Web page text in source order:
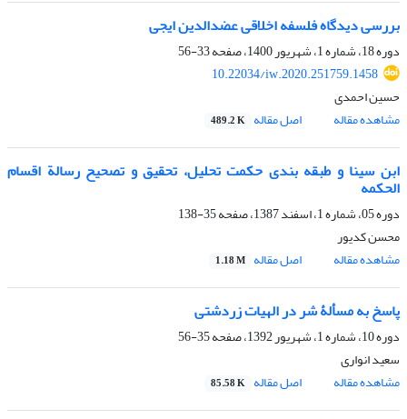
بررسی دیدگاه فلسفه اخلاقی عضدالدین ایجی
دوره 18، شماره 1، شهریور 1400، صفحه
33-56
10.22034/iw.2020.251759.1458
حسین احمدی
مشاهده مقاله
اصل مقاله 489.2 K
ابن سینا و طبقه بندی حکمت تحلیل، تحقیق و تصحیح رسالة اقسام
الحکمه
دوره 05، شماره 1، اسفند 1387، صفحه
35-138
محسن کدیور
مشاهده مقاله
اصل مقاله 1.18 M
پاسخ به مسألۀ شر در الهیات زردشتی
دوره 10، شماره 1، شهریور 1392، صفحه
35-56
سعید انواری
مشاهده مقاله
اصل مقاله 85.58 K